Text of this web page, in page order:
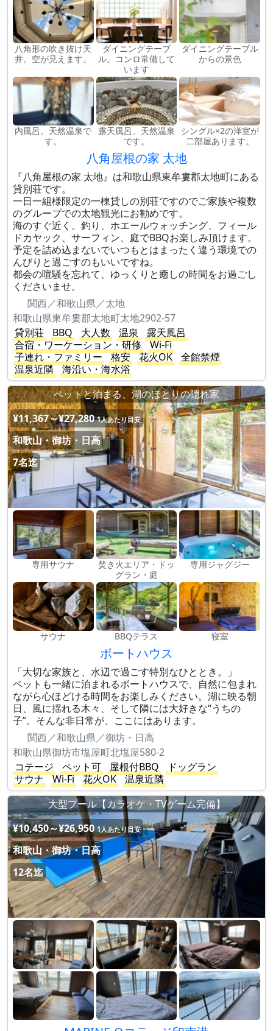
八角形の吹き抜け天
井。空が見えます。
ダイニングテーブ
ル。コンロ常備して
います
ダイニングテーブル
からの景色
内風呂。天然温泉で
す。
露天風呂。天然温泉
です。
シングル×2の洋室が
二部屋あります。
八角屋根の家 太地
『八角屋根の家 太地』は和歌山県東牟婁郡太地町にある
貸別荘です。
一日一組様限定の一棟貸しの別荘ですのでご家族や複数
のグループでの太地観光にお勧めです。
海のすぐ近く。釣り、ホエールウォッチング、フィール
ドカヤック、サーフィン、庭でBBQお楽しみ頂けます。
予定を詰め込まないでいつもとはまったく違う環境での
んびりと過ごすのもいいですね。
都会の喧騒を忘れて、ゆっくりと癒しの時間をお過ごし
くださいませ。
関西／和歌山県／太地
和歌山県東牟婁郡太地町太地2902-57
貸別荘
BBQ 大人数 温泉
露天風呂
合宿・ワーケーション・研修
Wi-Fi
子連れ・ファミリー
格安 花火OK
全館禁煙
温泉近隣
海沿い・海水浴
ペットと泊まる、湖のほとりの隠れ家
¥11,367～¥27,280 1人あたり目安
和歌山・御坊・日高
7名迄
専用サウナ
焚き火エリア・ドッ
グラン・庭
専用ジャグジー
サウナ BBQテラス 寝室
ボートハウス
「大切な家族と、水辺で過ごす特別なひととき。」
ペットも一緒に泊まれるボートハウスで、自然に包まれ
ながら心ほどける時間をお楽しみください。湖に映る朝
日、風に揺れる木々、そして隣には大好きな“うちの
子”。そんな非日常が、ここにはあります。
関西／和歌山県／御坊・日高
和歌山県御坊市塩屋町北塩屋580-2
コテージ
ペット可 屋根付BBQ
ドッグラン
サウナ
Wi-Fi 花火OK
温泉近隣
大型プール【カラオケ・TVゲーム完備】
¥10,450～¥26,950 1人あたり目安
和歌山・御坊・日高
12名迄